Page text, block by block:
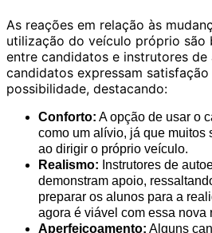
As reações em relação às
utilização do veículo próprio são
entre candidatos e instrutores de
candidatos expressam
possibilidade, destacando:
Conforto: A opção de usar o
como um alívio, já que muitos
ao dirigir o próprio veículo.
Realismo: Instrutores de
demonstram apoio,
preparar os alunos para a
agora é viável com essa nova
Aperfeiçoamento: Alguns